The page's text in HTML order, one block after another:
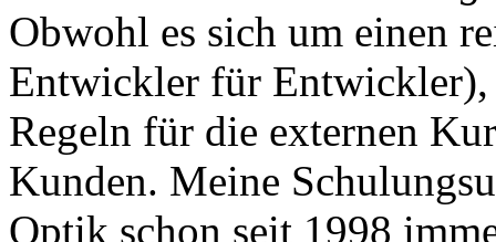
Obwohl es sich um einen
Entwickler für Entwickler),
Regeln für die externen
Kunden. Meine
Optik schon seit 1998